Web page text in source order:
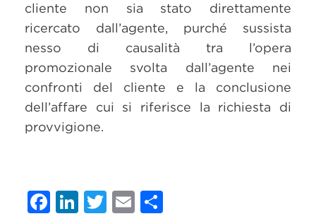
cliente non sia stato direttamente
ricercato dall’agente, purché sussista
nesso di causalità tra l’opera
promozionale svolta dall’agente nei
confronti del cliente e la conclusione
dell’affare cui si riferisce la richiesta di
provvigione.
Facebook
LinkedIn
Twitter
Email